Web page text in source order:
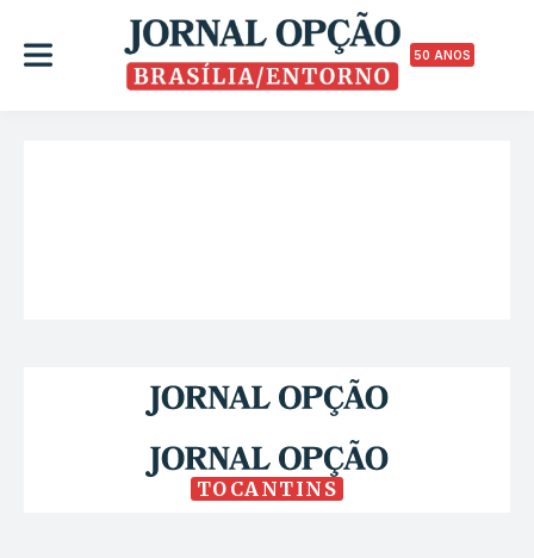
50 ANOS
TOCANTINS